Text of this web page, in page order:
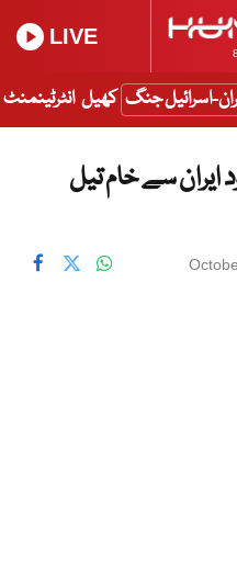
LIVE
اسرائیل جنگ کھیل انٹرٹینمنٹ
ایران سے خام تیل